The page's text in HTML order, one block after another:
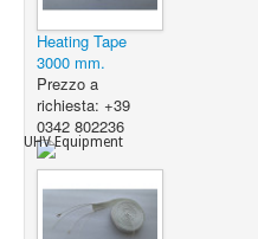
UHV Equipment
Heating Tape
3000 mm.
Prezzo a
richiesta: +39
0342 802236